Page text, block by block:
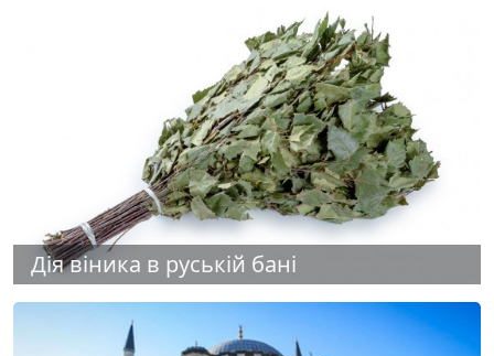
Дія віника в руській бані